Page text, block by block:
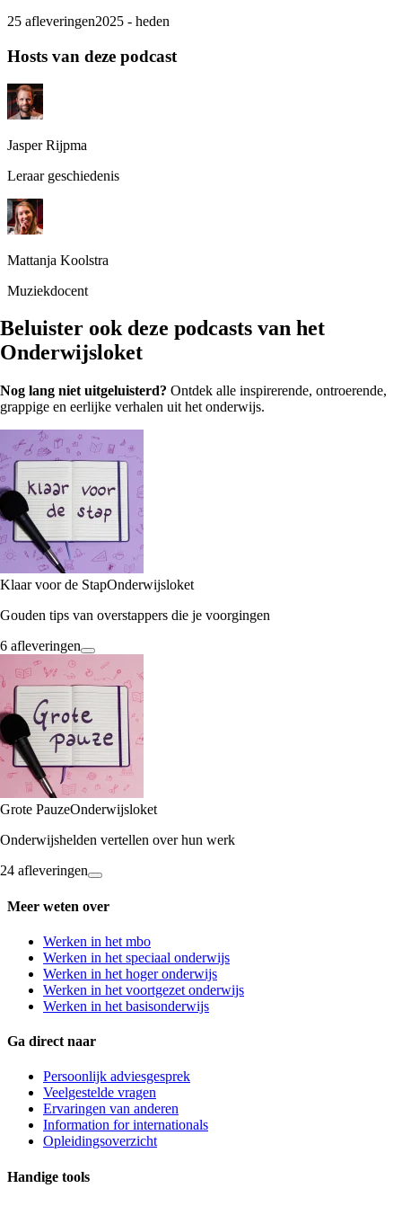
25 afleveringen2025 - heden
Hosts van deze podcast
Jasper Rijpma
Leraar geschiedenis
Mattanja Koolstra
Muziekdocent
Beluister ook deze podcasts van het
Onderwijsloket
Nog lang niet uitgeluisterd? Ontdek alle inspirerende, ontroerende,
grappige en eerlijke verhalen uit het onderwijs.
Klaar voor de StapOnderwijsloket
Gouden tips van overstappers die je voorgingen
6 afleveringen
Grote PauzeOnderwijsloket
Onderwijshelden vertellen over hun werk
24 afleveringen
Meer weten over
Werken in het mbo
Werken in het speciaal onderwijs
Werken in het hoger onderwijs
Werken in het voortgezet onderwijs
Werken in het basisonderwijs
Ga direct naar
Persoonlijk adviesgesprek
Veelgestelde vragen
Ervaringen van anderen
Information for internationals
Opleidingsoverzicht
Handige tools